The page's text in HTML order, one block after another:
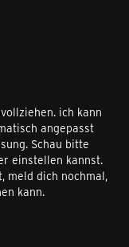
ich kann
angepasst
Schau bitte
einstellen kannst.
meld dich nochmal,
kann.